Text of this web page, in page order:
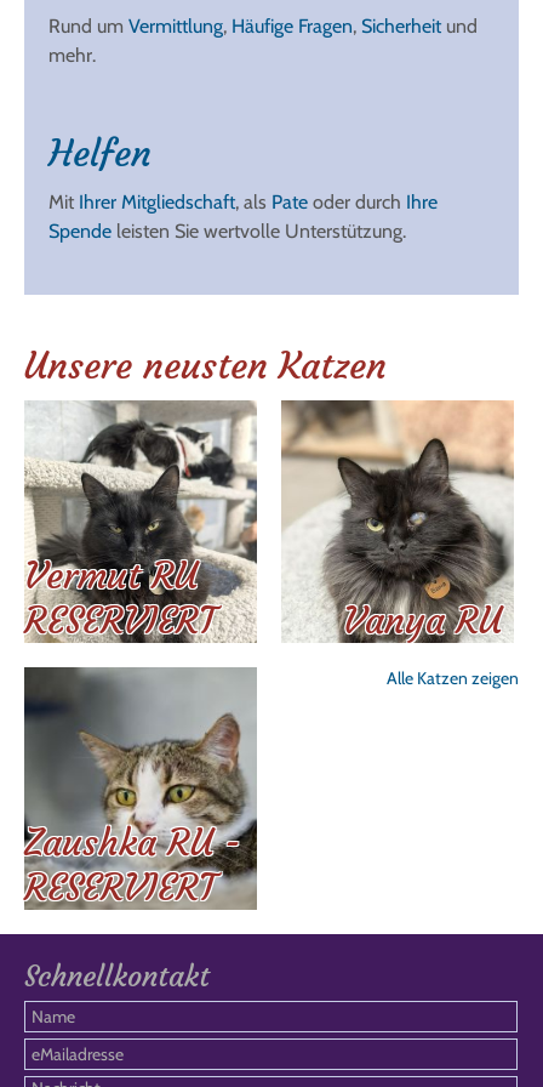
Rund um Vermittlung, Häufige Fragen, Sicherheitund
mehr.
Helfen
Mit Ihrer Mitgliedschaft, als Pate oder durch Ihre
Spende leisten Sie wertvolle Unterstützung.
Unsere neusten Katzen
Vermut RU
RESERVIERT
Vanya RU
Zaushka RU -
RESERVIERT
Alle Katzen zeigen
Schnellkontakt